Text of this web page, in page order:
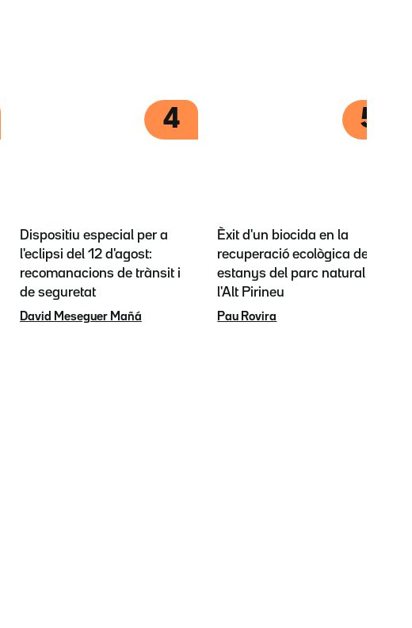
4
Dispositiu especial per a
l'eclipsi del 12 d'agost:
recomanacions de trànsit i
de seguretat
David Meseguer Mañá
5
Èxit d'un biocida en la
recuperació ecològica dels
estanys del parc natural de
l'Alt Pirineu
Pau Rovira